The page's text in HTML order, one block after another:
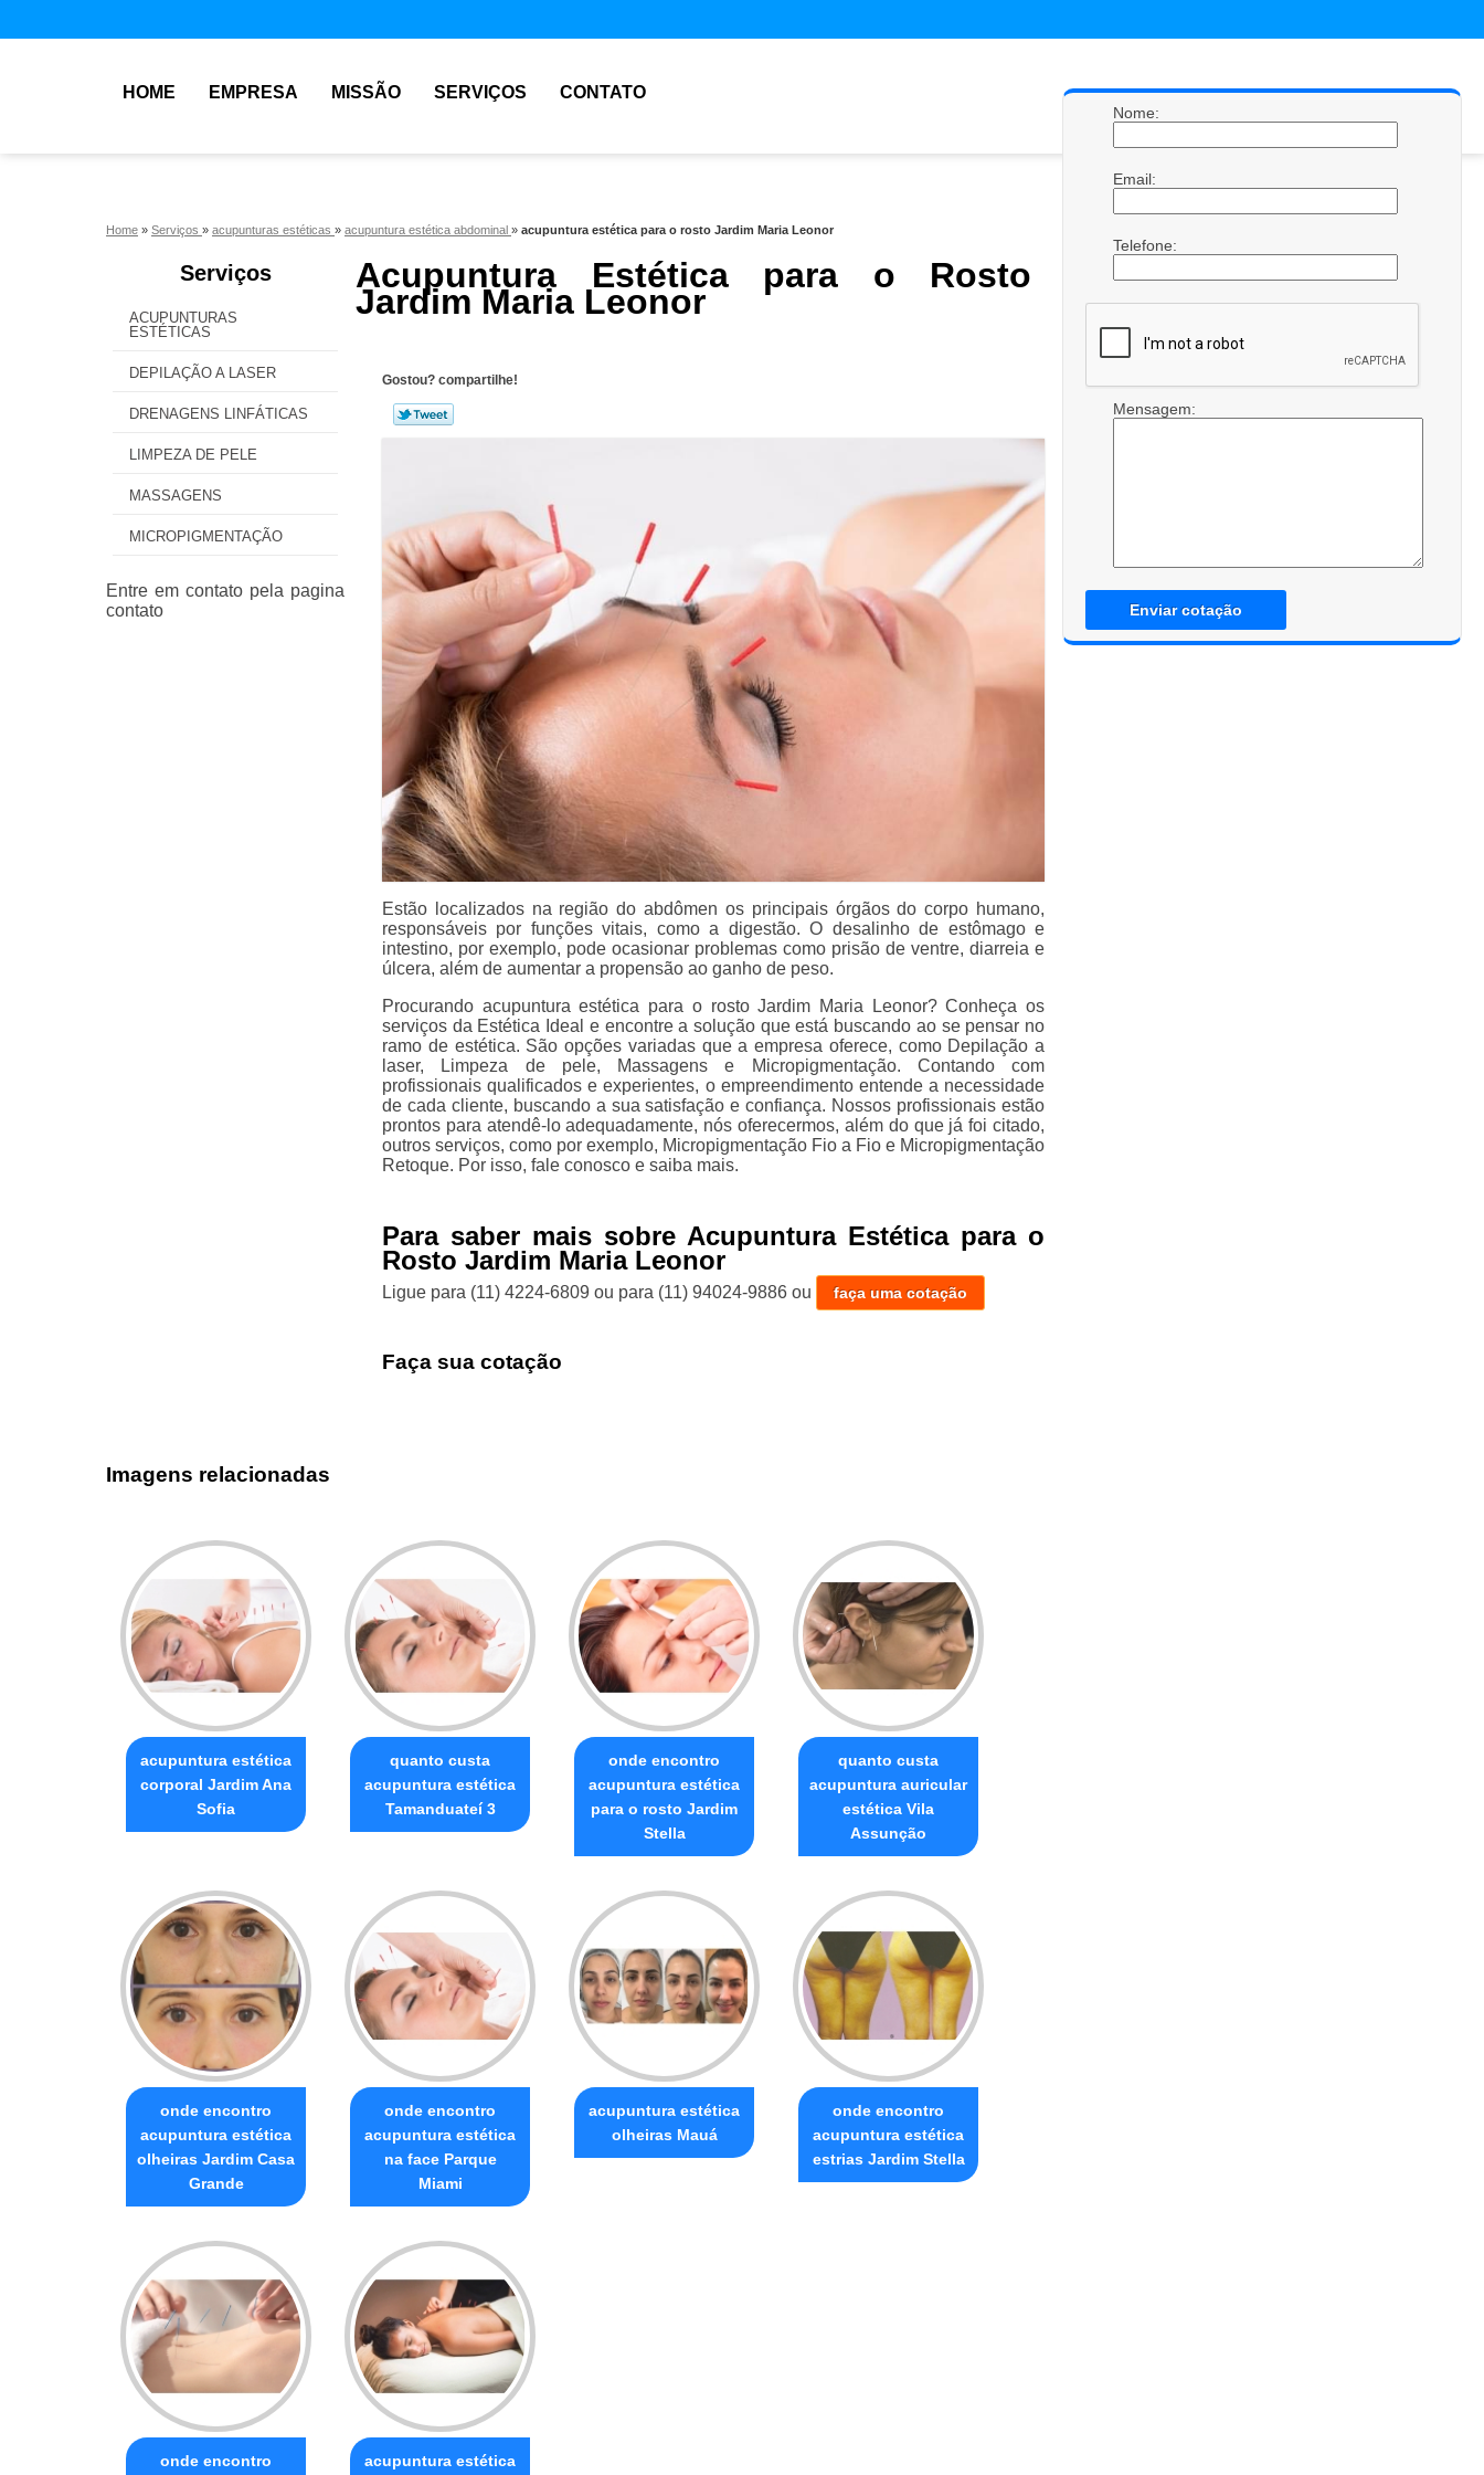
HOME EMPRESA MISSÃO SERVIÇOS CONTATO
Home » Serviços » acupunturas estéticas » acupuntura estética abdominal » acupuntura estética para o rosto Jardim Maria Leonor
Serviços
ACUPUNTURAS
ESTÉTICAS
DEPILAÇÃO A LASER
DRENAGENS LINFÁTICAS
LIMPEZA DE PELE
MASSAGENS
MICROPIGMENTAÇÃO
Acupuntura Estética para o Rosto
Jardim Maria Leonor
Gostou? compartilhe!
Estão localizados na região do abdômen os principais órgãos do corpo humano,
responsáveis por funções vitais, como a digestão. O desalinho de estômago e
intestino, por exemplo, pode ocasionar problemas como prisão de ventre, diarreia e
úlcera, além de aumentar a propensão ao ganho de peso.
Procurando acupuntura estética para o rosto Jardim Maria Leonor? Conheça os
serviços da Estética Ideal e encontre a solução que está buscando ao se pensar no
ramo de estética. São opções variadas que a empresa oferece, como Depilação a
laser, Limpeza de pele, Massagens e Micropigmentação. Contando com
profissionais qualificados e experientes, o empreendimento entende a necessidade
de cada cliente, buscando a sua satisfação e confiança. Nossos profissionais estão
prontos para atendê-lo adequadamente, nós oferecermos, além do que já foi citado,
outros serviços, como por exemplo, Micropigmentação Fio a Fio e Micropigmentação
Retoque. Por isso, fale conosco e saiba mais.
Para saber mais sobre Acupuntura Estética para o
Rosto Jardim Maria Leonor
Ligue para (11) 4224-6809 ou para (11) 94024-9886 ou faça uma cotação
Faça sua cotação
Nome:
Email:
Telefone:
Mensagem:
Enviar cotação
Imagens relacionadas
acupuntura estética
corporal Jardim Ana
Sofia
quanto custa
acupuntura estética
Tamanduateí 3
onde encontro
acupuntura estética
para o rosto Jardim
Stella
quanto custa
acupuntura auricular
estética Vila
Assunção
onde encontro
acupuntura estética
olheiras Jardim Casa
Grande
onde encontro
acupuntura estética
na face Parque
Miami
acupuntura estética
olheiras Mauá
onde encontro
acupuntura estética
estrias Jardim Stella
onde encontro
acupuntura estética